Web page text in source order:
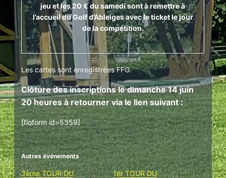
jeu et les 20 € du samedi sont à remettre à
l’accueil du Golf d’Ableiges avec le ticket le jour
de la compétition.
Les cartes sont enregistrées FFG.
Clôture des inscriptionsle dimanche 14 juin
20 heuresà retournervia le lien suivant :
[floform id=5359]
Autres événements
3ème TOUR DU
1er TOUR DU